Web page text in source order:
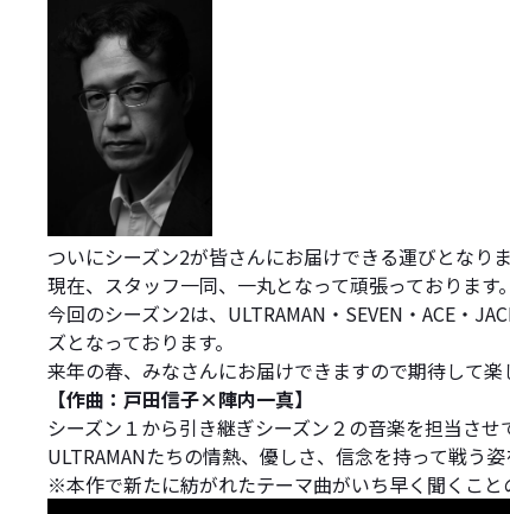
ついにシーズン2が皆さんにお届けできる運びとなりま
現在、スタッフ一同、一丸となって頑張っております
今回のシーズン2は、ULTRAMAN・SEVEN・ACE・
ズとなっております。
来年の春、みなさんにお届けできますので期待して楽
【作曲：戸田信子×陣内一真】
シーズン１から引き継ぎシーズン２の音楽を担当さ
ULTRAMANたちの情熱、優しさ、信念を持って戦う
※本作で新たに紡がれたテーマ曲がいち早く聞くこと